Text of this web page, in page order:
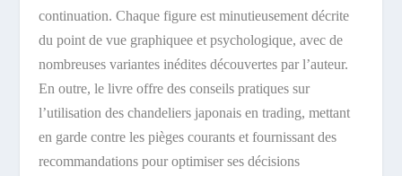
continuation. Chaque figure est minutieusement décrite
du point de vue graphiquee et psychologique, avec de
nombreuses variantes inédites découvertes par l’auteur.
En outre, le livre offre des conseils pratiques sur
l’utilisation des chandeliers japonais en trading, mettant
en garde contre les pièges courants et fournissant des
recommandations pour optimiser ses décisions